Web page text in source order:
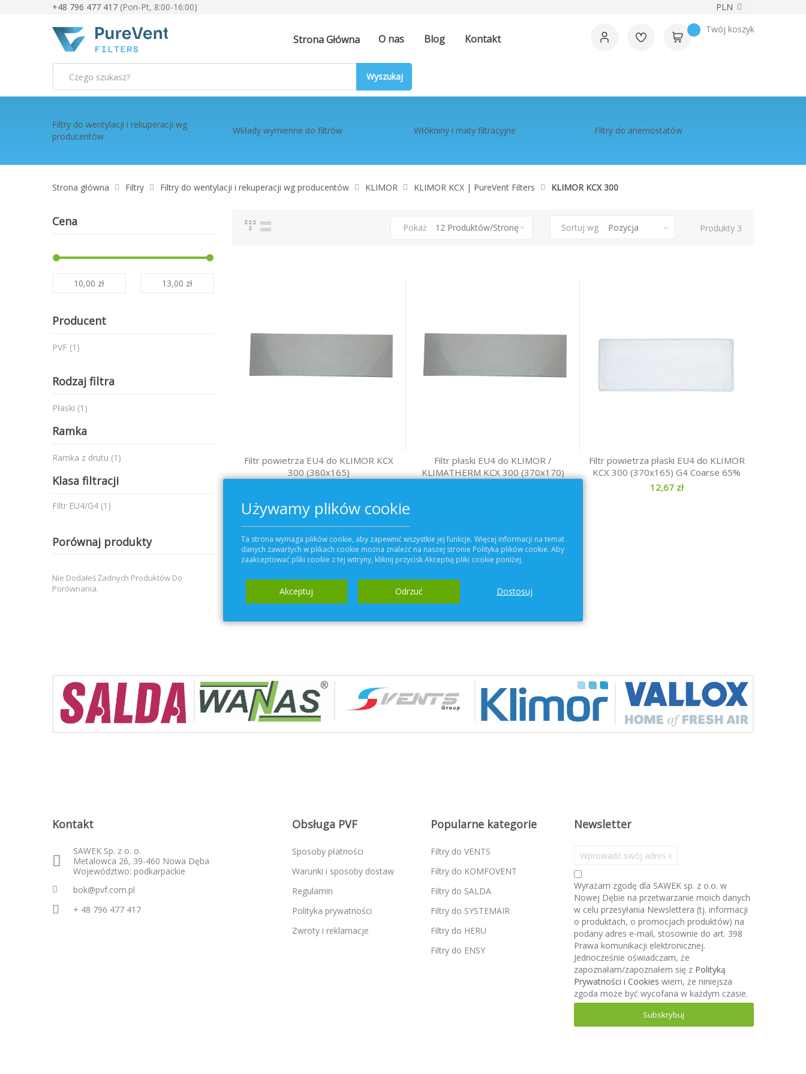
+48 796 477 417 (Pon-Pt, 8:00-16:00) Waluta
PLN
Strona Główna O nas Blog Kontakt
Twój koszyk
Filtry do wentylacji i rekuperacji wg
producentów
Wkłady wymienne do filtrów Włókniny i maty filtracyjne Filtry do anemostatów
Strona główna Filtry Filtry do wentylacji i rekuperacji wg producentów KLIMOR KLIMOR KCX | PureVent Filters KLIMOR KCX 300
Siatka
Lista Pokaż Sortuj wg Produkty 3
Filtr powietrza EU4 do KLIMOR KCX
300 (380x165)
Filtr płaski EU4 do KLIMOR /
KLIMATHERM KCX 300 (370x170)
Filtr powietrza płaski EU4 do KLIMOR
KCX 300 (370x165) G4 Coarse 65%
12,67 zł
Dotarłeś do końca listy.
Cena
10,00 zł 13,00 zł
Producent
PVF 1 produkt
Rodzaj filtra
Płaski 1 produkt
Ramka
Ramka z drutu 1 produkt
Klasa filtracji
Filtr EU4/G4 1 produkt
Porównaj produkty
Nie Dodałeś Żadnych Produktów Do
Porównania.
Kontakt
SAWEK Sp. z o. o.
Metalowca 26, 39-460 Nowa Dęba
Województwo: podkarpackie
bok@pvf.com.pl
+ 48 796 477 417
Obsługa PVF
Sposoby płatności
Warunki i sposoby dostaw
Regulamin
Polityka prywatności
Zwroty i reklamacje
Popularne kategorie
Filtry do VENTS
Filtry do KOMFOVENT
Filtry do SALDA
Filtry do SYSTEMAIR
Filtry do HERU
Filtry do ENSY
Newsletter
b
s
k
r
y
b
u
j
n
a
s
z
e
Wyrażam zgodę dla SAWEK sp. z o.o. w
Nowej Dębie na przetwarzanie moich danych
w celu przesyłania Newslettera (tj. informacji
o produktach, o promocjach produktów) na
podany adres e-mail, stosownie do art. 398
Prawa komunikacji elektronicznej.
Jednocześnie oświadczam, że
zapoznałam/zapoznałem się z Polityką
Prywatności i Cookies wiem, że niniejsza
zgoda może być wycofana w każdym czasie.
Subskrybuj
Używamy plików cookie
Ta strona wymaga plików cookie, aby zapewnić wszystkie jej funkcje. Więcej informacji na temat
danych zawartych w plikach cookie można znaleźć na naszej stronie Polityka plików cookie. Aby
zaakceptować pliki cookie z tej witryny, kliknij przycisk Akceptuj pliki cookie poniżej.
Akceptuj Odrzuć Dostosuj